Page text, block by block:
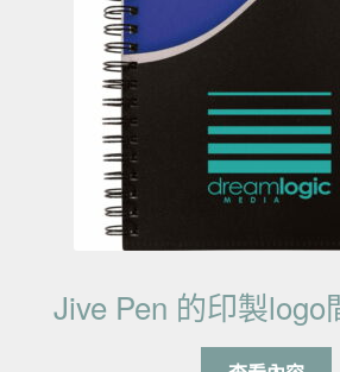
Jive Pen 的印製logo